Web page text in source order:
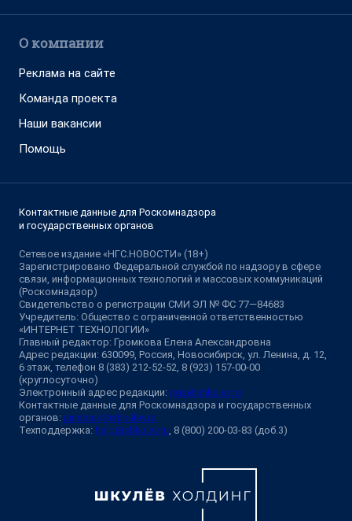
О компании
Реклама на сайте
Команда проекта
Наши вакансии
Помощь
Контактные данные для Роскомнадзора
и государственных органов
Сетевое издание «НГС.НОВОСТИ» (18+)
Зарегистрировано Федеральной службой по надзору в сфере
связи, информационных технологий и массовых коммуникаций
(Роскомнадзор)
Свидетельство о регистрации СМИ ЭЛ № ФС 77—84683
Учредитель: Общество с ограниченной ответственностью
«ИНТЕРНЕТ ТЕХНОЛОГИИ»
Главный редактор: Громкова Елена Александровна
Адрес редакции: 630099, Россия, Новосибирск, ул. Ленина, д. 12,
6 этаж, телефон 8 (383) 212-52-52, 8 (923) 157-00-00
(круглосуточно)
Электронный адрес редакции: ngs@shkulev.ru
Контактные данные для Роскомнадзора и государственных
органов: juristnsk@shkulev.ru
Техподдержка: help@shkulev.ru , 8 (800) 200-03-83 (доб.3)